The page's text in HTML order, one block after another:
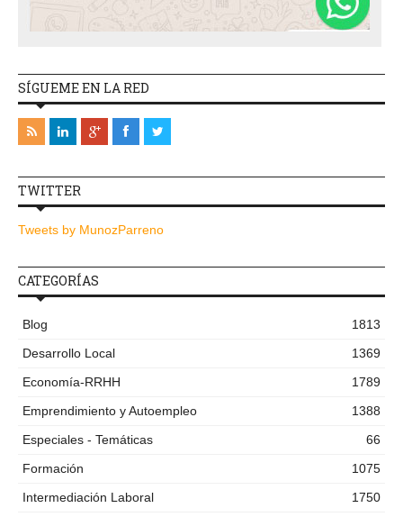
SÍGUEME EN LA RED
TWITTER
Tweets by MunozParreno
CATEGORÍAS
Blog
1813
Desarrollo Local
1369
Economía-RRHH
1789
Emprendimiento y Autoempleo
1388
Especiales - Temáticas
66
Formación
1075
Intermediación Laboral
1750